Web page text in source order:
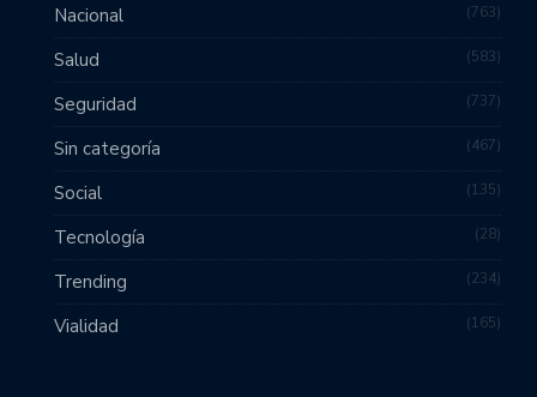
Nacional 763
Salud 583
Seguridad 737
Sin categoría 467
Social 135
Tecnología 28
Trending 234
Vialidad 165